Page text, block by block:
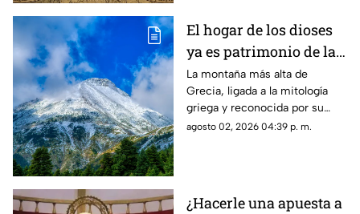
El hogar de los dioses
ya es patrimonio de la
humanidad: la Unesco
reconoce al monte
Olimpo
La montaña más alta de
Grecia, ligada a la mitología
griega y reconocida por su
riqueza natural, fue inscrita
agosto 02, 2026 04:39 p. m.
¿Hacerle una apuesta a